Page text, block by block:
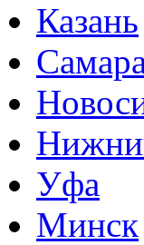
Казань
Уфа
Минск